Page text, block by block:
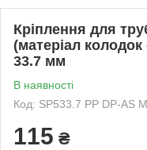
Кріплення для
(матеріал
33.7 мм
В наявності
Код: SP533.7 PP DP-AS
115 ₴